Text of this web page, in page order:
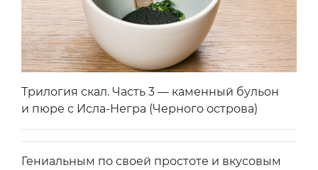
Трилогия скал. Часть 3 — каменный бульон
и пюре с Исла-Негра (Черного острова)
Гениальным по своей простоте и вкусовым